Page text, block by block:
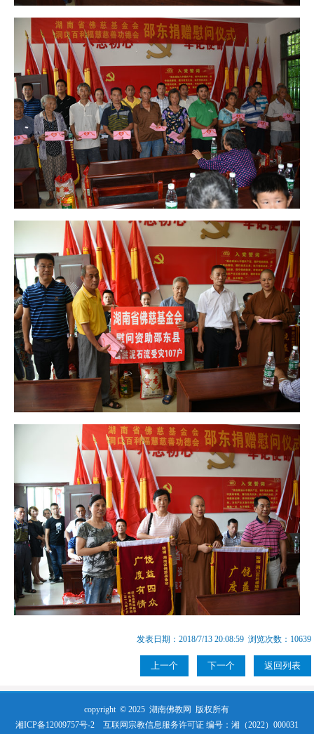
发表日期：2018/7/13 20:08:59 浏览次数：10639
上一个 下一个 返回列表
copyright © 2025 湖南佛教网 版权所有
湘ICP备12009757号-2
互联网宗教信息服务许可证 编号：湘（2022）000031